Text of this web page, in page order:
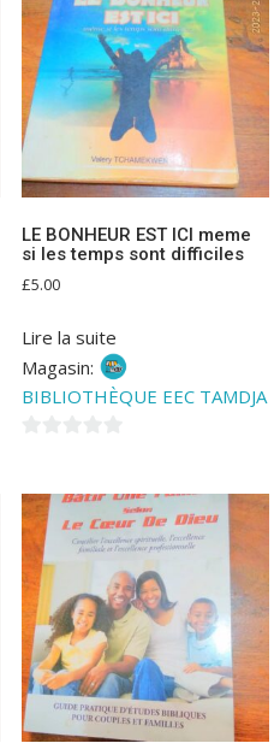
LE BONHEUR EST ICI meme
si les temps sont difficiles
£5.00
Lire la suite
Magasin:
BIBLIOTHÈQUE EEC TAMDJA
u
r